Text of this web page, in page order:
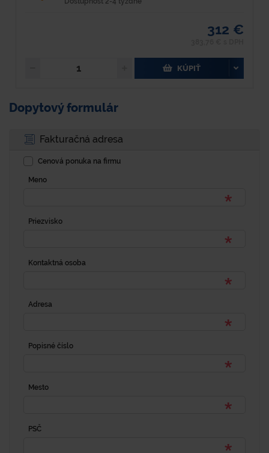
312 €
KÚPIŤ
Dopytový formulár
Fakturačná adresa
Cenová ponuka na firmu
Meno
Priezvisko
Kontaktná osoba
Adresa
Popisné číslo
Mesto
PSČ